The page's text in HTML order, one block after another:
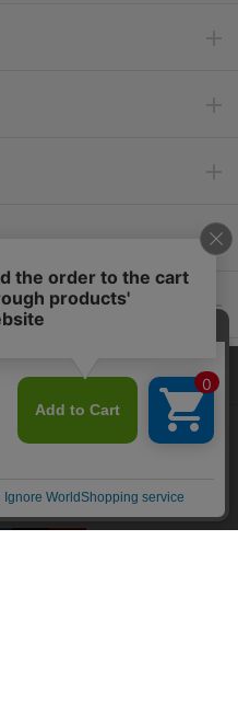
SNS
ンツ改善のためにCookieを使用
の使用に同意したものとみな
じる